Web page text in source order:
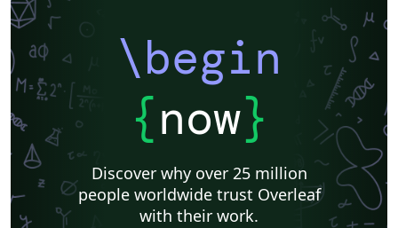
\begin
{now}
Discover why over 25 million
people worldwide trust Overleaf
with their work.